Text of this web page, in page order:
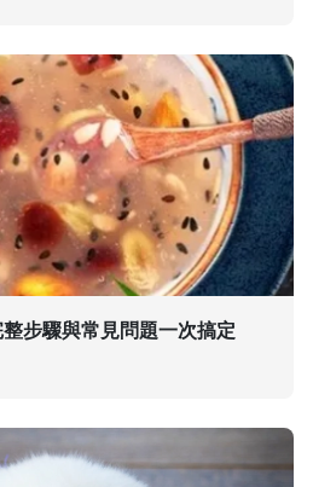
步驟與常見問題一次搞定